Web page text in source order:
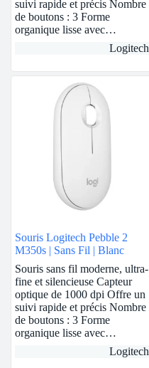
suivi rapide et précis Nombre
de boutons : 3 Forme
organique lisse avec…
Logitech
Souris Logitech Pebble 2
M350s | Sans Fil | Blanc
Souris sans fil moderne, ultra-
fine et silencieuse Capteur
optique de 1000 dpi Offre un
suivi rapide et précis Nombre
de boutons : 3 Forme
organique lisse avec…
Logitech